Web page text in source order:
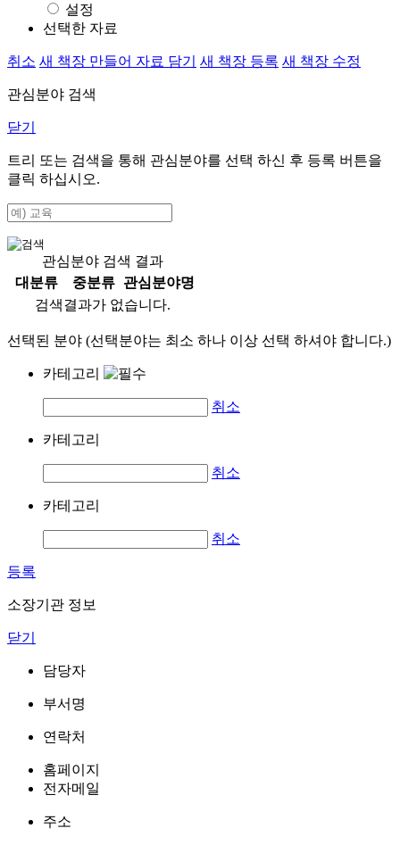
설정
선택한 자료
취소 새 책장 만들어 자료 담기 새 책장 등록 새 책장 수정
관심분야 검색
닫기
트리 또는 검색을 통해 관심분야를 선택 하신 후 등록 버튼을
클릭 하십시오.
관심분야 검색 결과
대분류
중분류
관심분야명
검색결과가 없습니다.
선택된 분야 (선택분야는 최소 하나 이상 선택 하셔야 합니다.)
카테고리
취소
카테고리
취소
카테고리
취소
등록
소장기관 정보
닫기
담당자
부서명
연락처
홈페이지
전자메일
주소